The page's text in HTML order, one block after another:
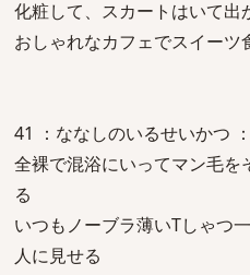
化粧して、スカートはいて出
おしゃれなカフェでスイーツ
41 ：ななしのいるせいかつ
全裸で混浴にいってマン毛
る
いつもノーブラ薄いTしゃつ
人に見せる